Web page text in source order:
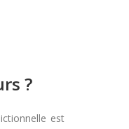
?
est